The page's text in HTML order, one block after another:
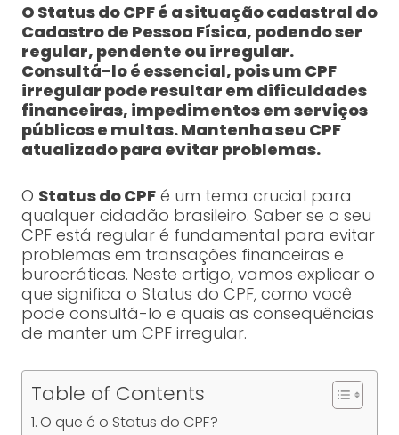
O Status do CPF é a situação cadastral do
Cadastro de Pessoa Física, podendo ser
regular, pendente ou irregular.
Consultá-lo é essencial, pois um CPF
irregular pode resultar em dificuldades
financeiras, impedimentos em serviços
públicos e multas. Mantenha seu CPF
atualizado para evitar problemas.
O Status do CPFé um tema crucial para
qualquer cidadão brasileiro. Saber se o seu
CPF está regular é fundamental para evitar
problemas em transações financeiras e
burocráticas. Neste artigo, vamos explicar o
que significa o Status do CPF, como você
pode consultá-lo e quais as consequências
de manter um CPF irregular.
Table of Contents
O que é o Status do CPF?